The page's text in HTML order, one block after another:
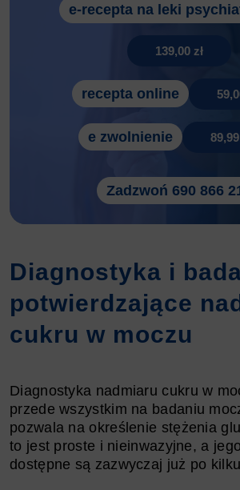
e-recepta na leki
139,00 zł
recepta online
e zwolnienie 89,99
Zadzwoń 690 866
Diagnostyka i
potwierdzające
cukru w moczu
Diagnostyka nadmiaru cukru w
przede wszystkim na badaniu
pozwala na określenie stężenia
to jest proste i nieinwazyjne, a
dostępne są zazwyczaj już po